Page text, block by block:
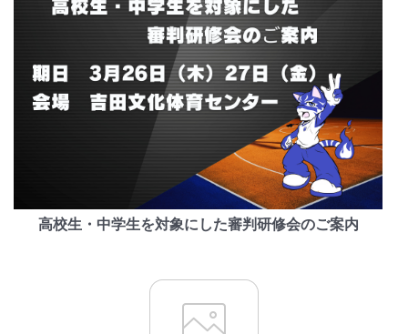
高校生・中学生を対象にした審判研修会のご案内